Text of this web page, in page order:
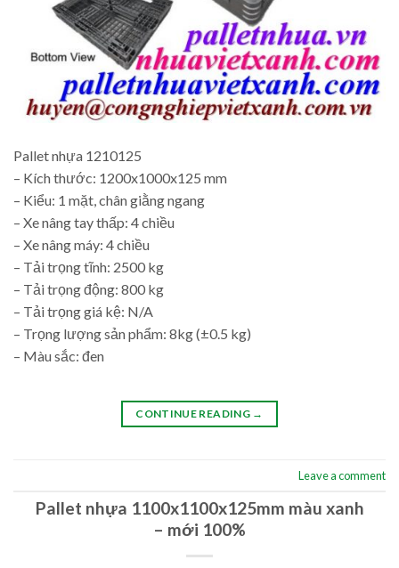
Pallet nhựa 1210125
– Kích thước: 1200x1000x125 mm
– Kiểu: 1 mặt, chân giằng ngang
– Xe nâng tay thấp: 4 chiều
– Xe nâng máy: 4 chiều
– Tải trọng tĩnh: 2500 kg
– Tải trọng động: 800 kg
– Tải trọng giá kệ: N/A
– Trọng lượng sản phẩm: 8kg (±0.5 kg)
– Màu sắc: đen
CONTINUE READING →
Leave a comment
Pallet nhựa 1100x1100x125mm màu xanh
– mới 100%